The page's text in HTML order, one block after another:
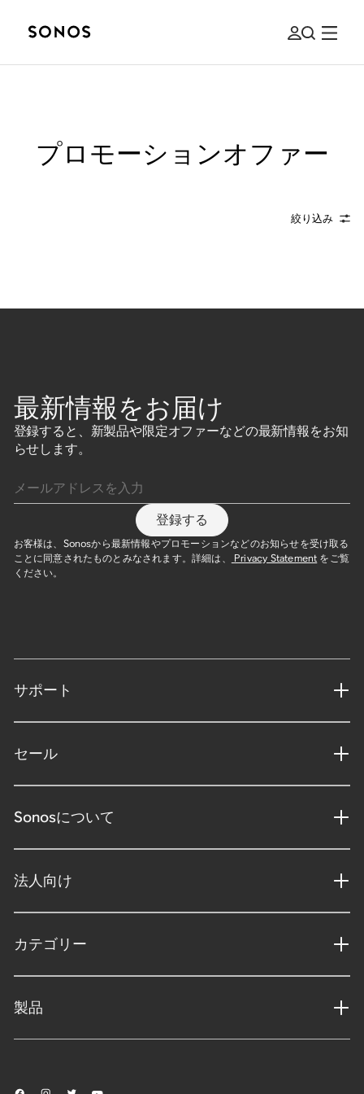
プロモーションオファー
絞り込み
最新情報をお届け
登録すると、新製品や限定オファーなどの最新情報をお知
らせします。
登録する
お客様は、Sonosから最新情報やプロモーションなどのお知らせを受け取る
ことに同意されたものとみなされます。詳細は、
Privacy Statement をご覧
ください。
サポート
セール
Sonosについて
法人向け
カテゴリー
製品